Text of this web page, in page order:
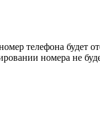
телефона будет
номера не